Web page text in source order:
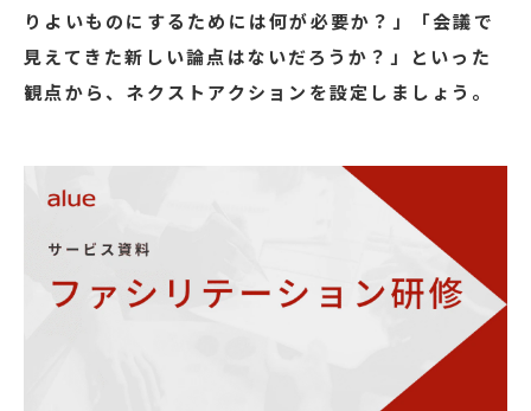
りよいものにするためには何が必要か？」「会議で
見えてきた新しい論点はないだろうか？」といった
観点から、ネクストアクションを設定しましょう。